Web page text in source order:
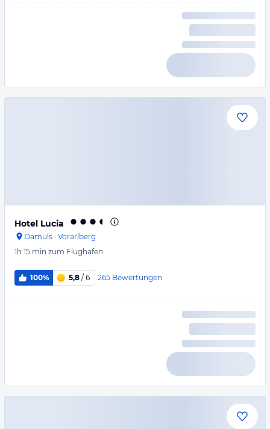
Hotel Lucia
Damüls · Vorarlberg
1h 15 min zum Flughafen
100% 5,8 / 6 265 Bewertungen